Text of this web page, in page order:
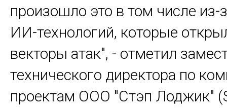
произошло это в том числе из-
ИИ-технологий, которые
векторы атак", - отметил
технического директора по
проектам ООО "Стэп Лоджик"